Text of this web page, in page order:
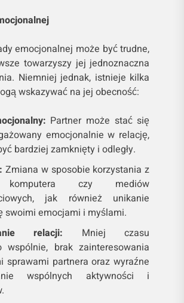
emocjonalnej może być trudne,
towarzyszy jej jednoznaczna
Niemniej jednak, istnieje kilka
wskazywać na jej obecność:
Partner może stać się
emocjonalnie w relację,
bardziej zamknięty i odległy.
Zmiana w sposobie korzystania z
komputera czy mediów
jak również unikanie
swoimi emocjami i myślami.
relacji: Mniej czasu
wspólnie, brak zainteresowania
sprawami partnera oraz wyraźne
wspólnych aktywności i